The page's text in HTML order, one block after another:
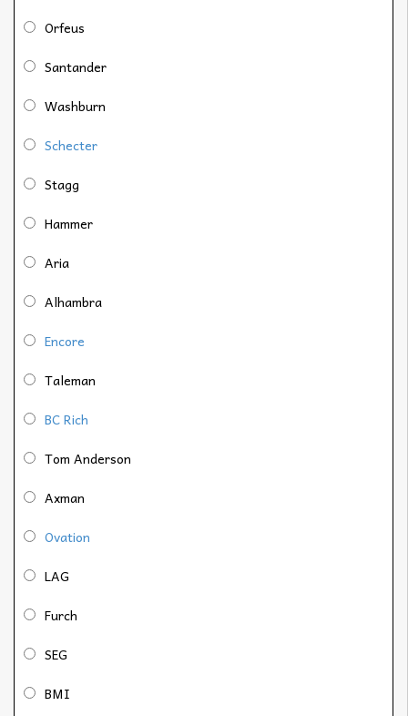
Orfeus
Santander
Washburn
Schecter
Stagg
Hammer
Aria
Alhambra
Encore
Taleman
BC Rich
Tom Anderson
Axman
Ovation
LAG
Furch
SEG
BMI